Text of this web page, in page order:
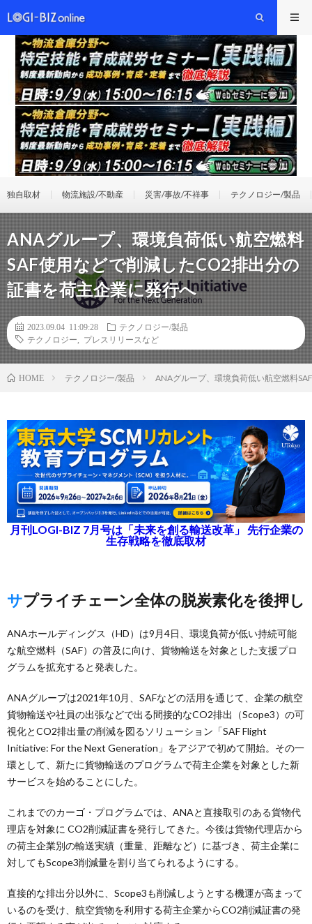
独自取材 物流施設/不動産 災害/事故/不祥事 テクノロジー/製品
ANAグループ、環境負荷低い航空燃料
SAF使用などで削減したCO2排出分の
証書を荷主企業に発行へ
2023.09.04 11:09:28
テクノロジー/製品
テクノロジー
プレスリリースなど
HOME テクノロジー/製品 ANAグループ、環境負荷低い航空燃料
月刊LOGI-BIZ 7月号は「未来を創る輸送改革」 先行企業の
生存戦略を徹底取材
サプライチェーン全体の脱炭素化を後押し
ANAホールディングス（HD）は9月4日、環境負荷が低い持続可能
な航空燃料（SAF）の普及に向け、貨物輸送を対象とした支援プロ
グラムを拡充すると発表した。
ANAグループは2021年10月、SAFなどの活用を通じて、企業の航空
貨物輸送や社員の出張などで出る間接的なCO2排出（Scope3）の可
視化とCO2排出量の削減を図るソリューション「SAF Flight
Initiative: For the Next Generation」をアジアで初めて開始。その一
環として、新たに貨物輸送のプログラムで荷主企業を対象とした新
サービスを始めることにした。
これまでのカーゴ・プログラムでは、ANAと直接取引のある貨物代
理店を対象に CO2削減証書を発行してきた。今後は貨物代理店から
の荷主企業別の輸送実績（重量、距離など）に基づき、荷主企業に
対してもScope3削減量を割り当てられるようにする。
直接的な排出分以外に、Scope3も削減しようとする機運が高まって
いるのを受け、航空貨物を利用する荷主企業からCO2削減証書の発